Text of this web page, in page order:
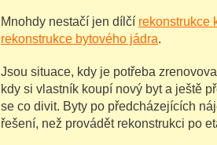
Mnohdy nestačí jen dílčí rekonstrukce
rekonstrukce bytového jádra.
Jsou situace, kdy je potřeba
kdy si vlastník koupí nový byt a ještě
se co divit. Byty po předcházejících
řešení, než provádět rekonstrukci po